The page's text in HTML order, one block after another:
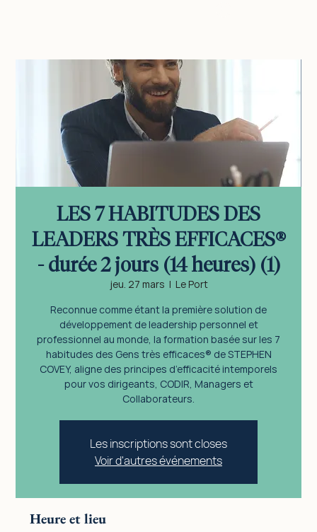
LES 7 HABITUDES DES
LEADERS TRÈS EFFICACES®
- durée 2 jours (14 heures) (1)
jeu. 27 mars
  |
Le Port
Reconnue comme étant la première solution de
développement de leadership personnel et
professionnel au monde, la formation basée sur les 7
habitudes des Gens très efficaces® de STEPHEN
COVEY, aligne des principes d’efficacité intemporels
pour vos dirigeants, CODIR, Managers et
Collaborateurs.
Les inscriptions sont closes
Voir d'autres événements
Heure et lieu